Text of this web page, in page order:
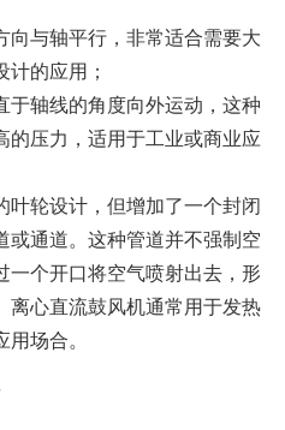
向与轴平行，非常适合需要大
的应用；
于轴线的角度向外运动，这种
的压力，适用于工业或商业应
叶轮设计，但增加了一个封闭
或通道。这种管道并不强制空
一个开口将空气喷射出去，形
离心直流鼓风机通常用于发热
场合。